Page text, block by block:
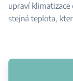
upraví klimatizace
stejná teplota,